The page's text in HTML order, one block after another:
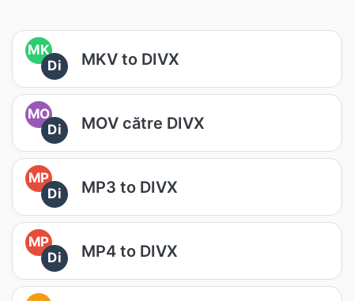
MK
Di
MKV to DIVX
MO
Di
MOV către DIVX
MP
Di
MP3 to DIVX
MP
Di
MP4 to DIVX